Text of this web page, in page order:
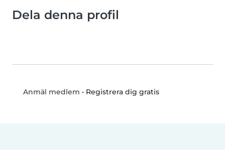
Dela denna profil
Anmäl medlem • Registrera dig gratis